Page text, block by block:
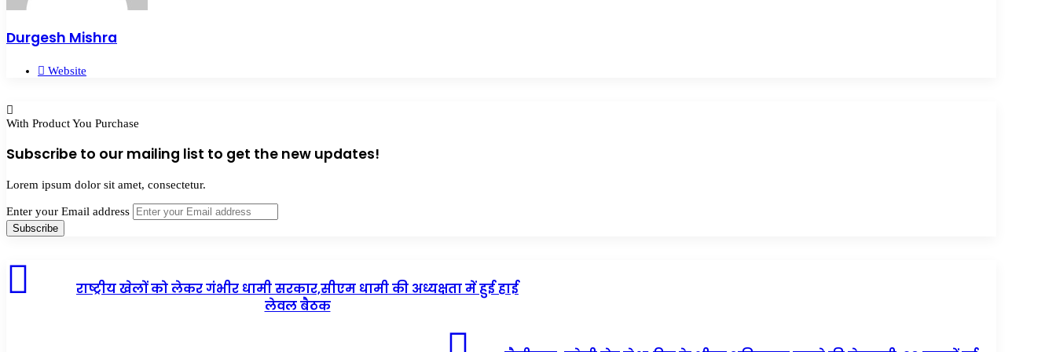
Durgesh Mishra
Website
With Product You Purchase
Subscribe to our mailing list to get the new updates!
Lorem ipsum dolor sit amet, consectetur.
Enter your Email address
राष्ट्रीय खेलों को लेकर गंभीर धामी सरकार,सीएम धामी की अध्यक्षता में हुई हाई
लेवल बैठक